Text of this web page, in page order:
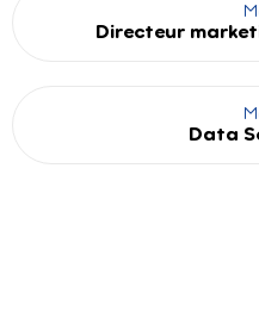
Directeur
Data